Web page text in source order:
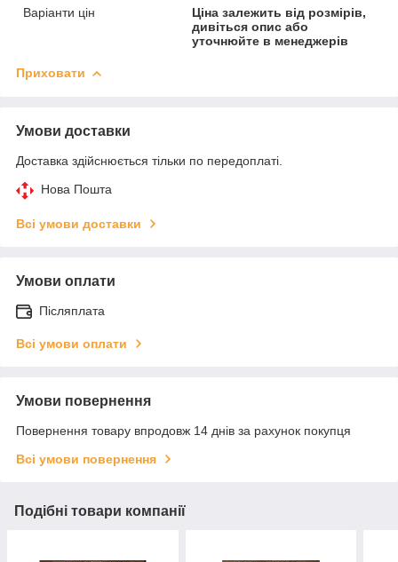
Варіанти цін
Ціна залежить від розмірів,
дивіться опис або
уточнюйте в менеджерів
Приховати
Умови доставки
Доставка здійснюється тільки по передоплаті.
Нова Пошта
Всі умови доставки
Умови оплати
Післяплата
Всі умови оплати
Умови повернення
Повернення товару впродовж 14 днів за рахунок покупця
Всі умови повернення
Подібні товари компанії